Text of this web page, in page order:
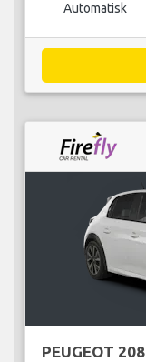
Automatisk
PEUGEOT 208